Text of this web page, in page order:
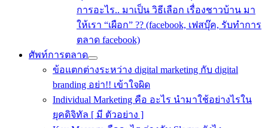
การอะไร.. มาเป็น วิธีเลือก เรื่องชาวบ้าน มา
ให้เรา “เผือก” ?? (facebook, เฟสบุ๊ค, รับทำการ
ตลาด facebook)
ศัพท์การตลาด
ข้อแตกต่างระหว่าง digital marketing กับ digital
branding อย่า!! เข้าใจผิด
Individual Marketing คือ อะไร นำมาใช้อย่างไรใน
ยุคดิจิทัล [ มี ตัวอย่าง ]